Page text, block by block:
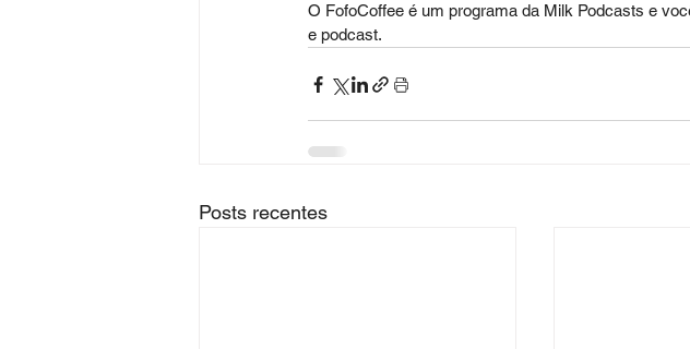
O FofoCoffee é um programa da Milk Podcasts e
e podcast.
Posts recentes